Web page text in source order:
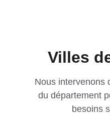
Villes
Nous intervenons
du département
besoins